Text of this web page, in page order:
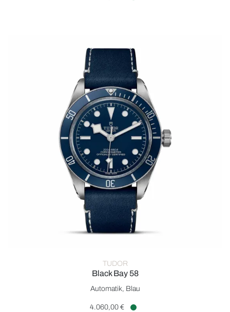
TUDOR
Black Bay 58
TUDOR Black Bay 58, Ref: M79030B-0002, Preis: 4.060,00
Automatik, Blau
4.060,00 €